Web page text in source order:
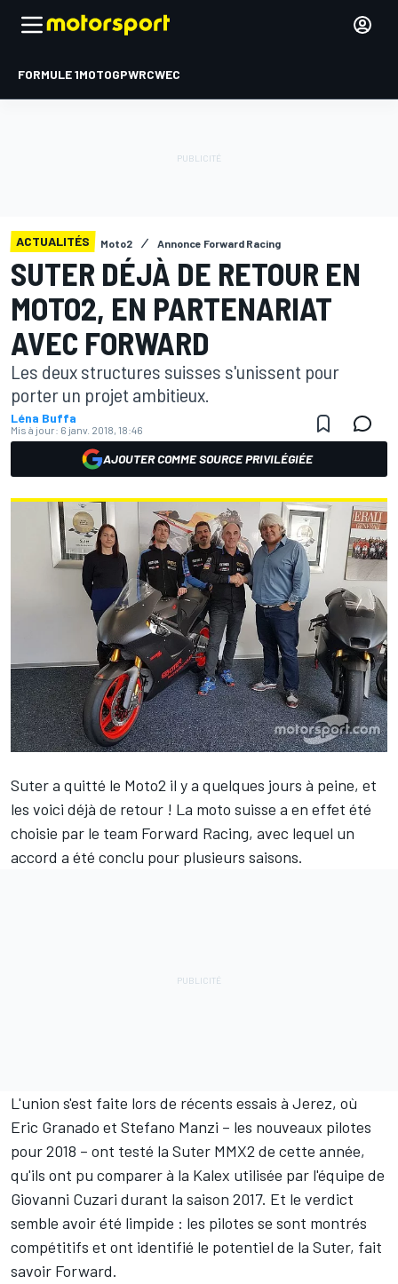
FORMULE 1MOTOGPWRCWEC
ACTUALITÉS Moto2 Annonce Forward Racing
SUTER DÉJÀ DE RETOUR EN
MOTO2, EN PARTENARIAT
AVEC FORWARD
Les deux structures suisses s'unissent pour
porter un projet ambitieux.
Léna Buffa
Mis à jour: 6 janv. 2018, 18:46
AJOUTER COMME SOURCE PRIVILÉGIÉE
Suter a quitté le Moto2 il y a quelques jours à peine, et
les voici déjà de retour ! La moto suisse a en effet été
choisie par le team Forward Racing, avec lequel un
accord a été conclu pour plusieurs saisons.
L'union s'est faite lors de récents essais à Jerez, où
Eric Granado et Stefano Manzi – les nouveaux pilotes
pour 2018 – ont testé la Suter MMX2 de cette année,
qu'ils ont pu comparer à la Kalex utilisée par l'équipe de
Giovanni Cuzari durant la saison 2017. Et le verdict
semble avoir été limpide : les pilotes se sont montrés
compétitifs et ont identifié le potentiel de la Suter, fait
savoir Forward.